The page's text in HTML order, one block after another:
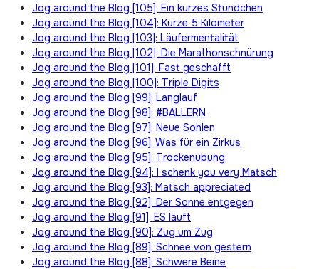
Jog around the Blog [105]: Ein kurzes Stündchen
Jog around the Blog [104]: Kurze 5 Kilometer
Jog around the Blog [103]: Läufermentalität
Jog around the Blog [102]: Die Marathonschnürung
Jog around the Blog [101]: Fast geschafft
Jog around the Blog [100]: Triple Digits
Jog around the Blog [99]: Langlauf
Jog around the Blog [98]: #BALLERN
Jog around the Blog [97]: Neue Sohlen
Jog around the Blog [96]: Was für ein Zirkus
Jog around the Blog [95]: Trockenübung
Jog around the Blog [94]: I schenk you very Matsch
Jog around the Blog [93]: Matsch appreciated
Jog around the Blog [92]: Der Sonne entgegen
Jog around the Blog [91]: ES läuft
Jog around the Blog [90]: Zug um Zug
Jog around the Blog [89]: Schnee von gestern
Jog around the Blog [88]: Schwere Beine